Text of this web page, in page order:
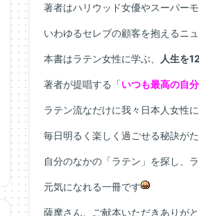
著者はハリウッド女優やスーパー
いわゆるセレブの顧客を抱えるニ
本書はラテン女性に学ぶ、 人生を
著者が提唱する「いつも最高の自
ラテン流なだけに我々日本人女性
毎日明るく楽しく過ごせる秘訣がた
自分のなかの「ラテン」を探し、
元気になれる一冊です
薩摩さん、ご献本いただきありがと